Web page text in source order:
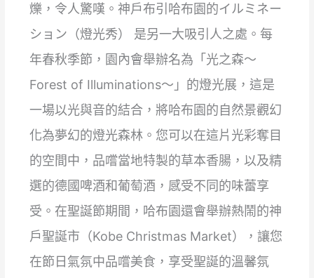
爍，令人驚嘆。神戶布引哈布園的イルミネー
ション（燈光秀） 是另一大吸引人之處。每
年春秋季節，園內會舉辦名為「光之森～
Forest of Illuminations～」的燈光展，這是
一場以光與音的結合，將哈布園的自然景觀幻
化為夢幻的燈光森林。您可以在這片光彩奪目
的空間中，品嚐當地特製的草本香腸，以及精
選的德國啤酒和葡萄酒，感受不同的味蕾享
受。在聖誕節期間，哈布園還會舉辦熱鬧的神
戶聖誕市（Kobe Christmas Market），讓您
在節日氣氛中品嚐美食，享受聖誕的溫馨氛